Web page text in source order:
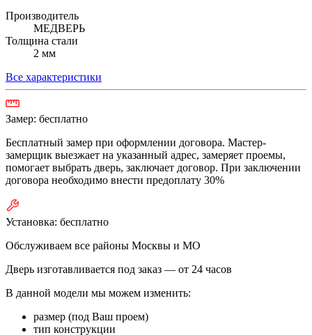
Производитель
МЕДВЕРЬ
Толщина стали
2 мм
Все характеристики
Замер: бесплатно
Бесплатный замер при оформлении договора. Мастер-
замерщик выезжает на указанный адрес, замеряет проемы,
помогает выбрать дверь, заключает договор. При заключении
договора необходимо внести предоплату 30%
Установка: бесплатно
Обслуживаем все районы Москвы и МО
Дверь изготавливается под заказ — от 24 часов
В данной модели мы можем изменить:
размер (под Ваш проем)
тип конструкции